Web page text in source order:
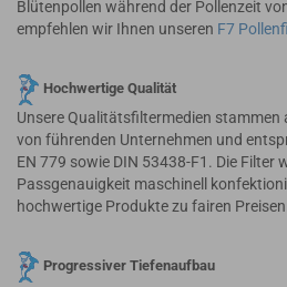
Blütenpollen während der Pollenzeit
empfehlen wir Ihnen unseren F7
Hochwertige Qualität
Unsere Qualitätsfiltermedien stammen
von führenden Unternehmen und
EN 779 sowie DIN 53438-F1. Die Filter
Passgenauigkeit maschinell
hochwertige Produkte zu fairen Preisen.
Progressiver Tiefenaufbau